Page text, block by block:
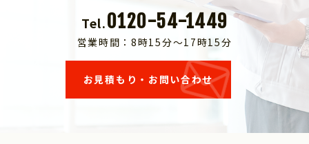
Tel.0120-54-1449
営業時間：8時15分～17時15分
お見積もり・お問い合わせ